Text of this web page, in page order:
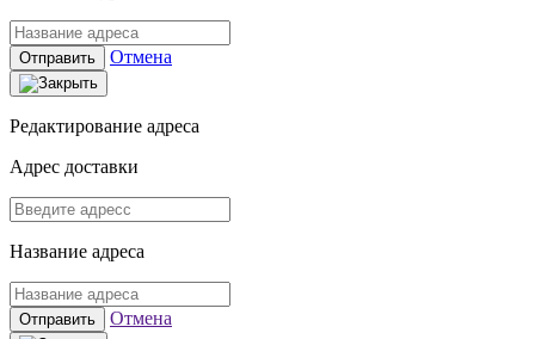
Отправить Отмена
Редактирование адреса
Адрес доставки
Название адреса
Отправить Отмена